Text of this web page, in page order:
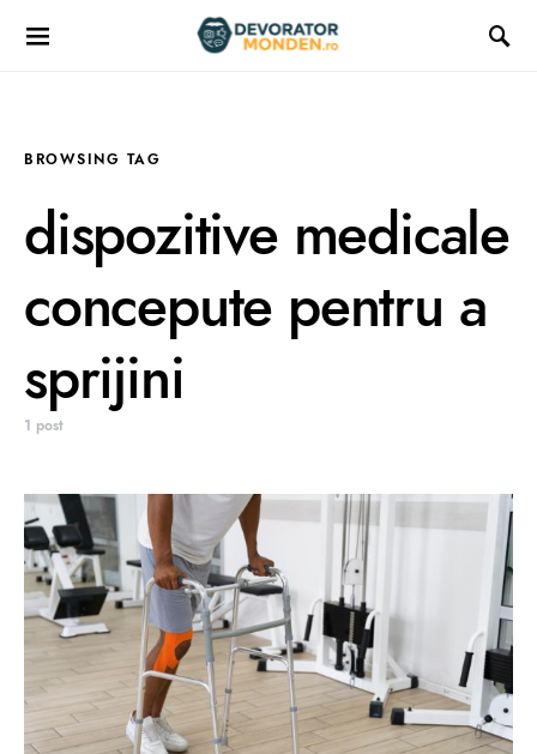
BROWSING TAG
dispozitive medicale
concepute pentru a
sprijini
1 post